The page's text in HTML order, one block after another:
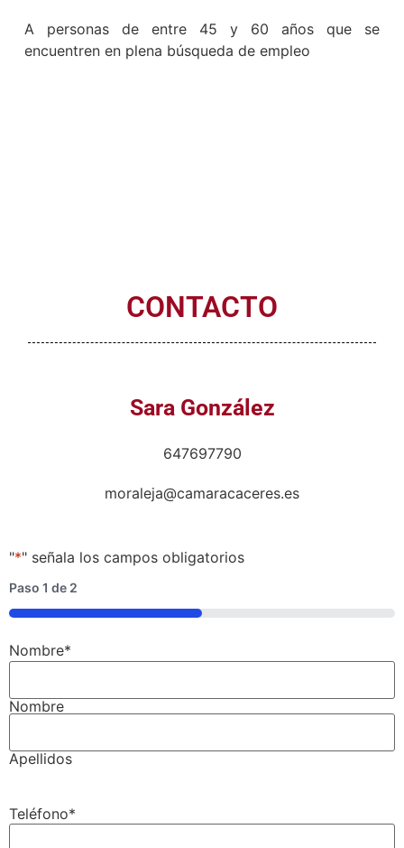
A personas de entre 45 y 60 años que se
encuentren en plena búsqueda de empleo
CONTACTO
Sara González
647697790
moraleja@camaracaceres.es
"*" señala los campos obligatorios
Paso 1 de 2
50%
Nombre*
Nombre
Apellidos
Teléfono*